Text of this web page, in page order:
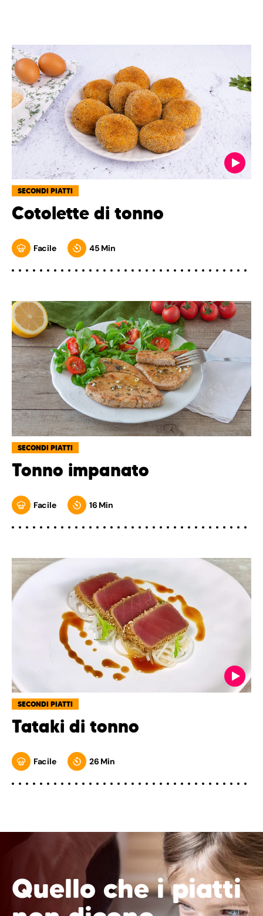
SECONDI PIATTI
Cotolette di tonno
Facile 45 Min
SECONDI PIATTI
Tonno impanato
Facile 16 Min
SECONDI PIATTI
Tataki di tonno
Facile 26 Min
Quello che i piatti